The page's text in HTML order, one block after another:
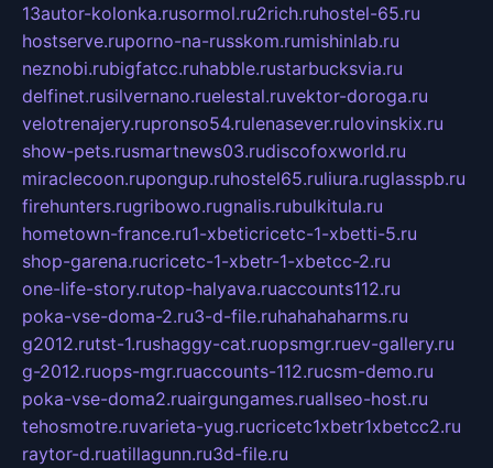
13autor-kolonka.rusormol.ru2rich.ruhostel-65.ru
hostserve.ruporno-na-russkom.rumishinlab.ru
neznobi.rubigfatcc.ruhabble.rustarbucksvia.ru
delfinet.rusilvernano.ruelestal.ruvektor-doroga.ru
velotrenajery.rupronso54.rulenasever.rulovinskix.ru
show-pets.rusmartnews03.rudiscofoxworld.ru
miraclecoon.rupongup.ruhostel65.ruliura.ruglasspb.ru
firehunters.rugribowo.rugnalis.rubulkitula.ru
hometown-france.ru1-xbeticricetc-1-xbetti-5.ru
shop-garena.rucricetc-1-xbetr-1-xbetcc-2.ru
one-life-story.rutop-halyava.ruaccounts112.ru
poka-vse-doma-2.ru3-d-file.ruhahahaharms.ru
g2012.rutst-1.rushaggy-cat.ruopsmgr.ruev-gallery.ru
g-2012.ruops-mgr.ruaccounts-112.rucsm-demo.ru
poka-vse-doma2.ruairgungames.ruallseo-host.ru
tehosmotre.ruvarieta-yug.rucricetc1xbetr1xbetcc2.ru
raytor-d.ruatillagunn.ru3d-file.ru